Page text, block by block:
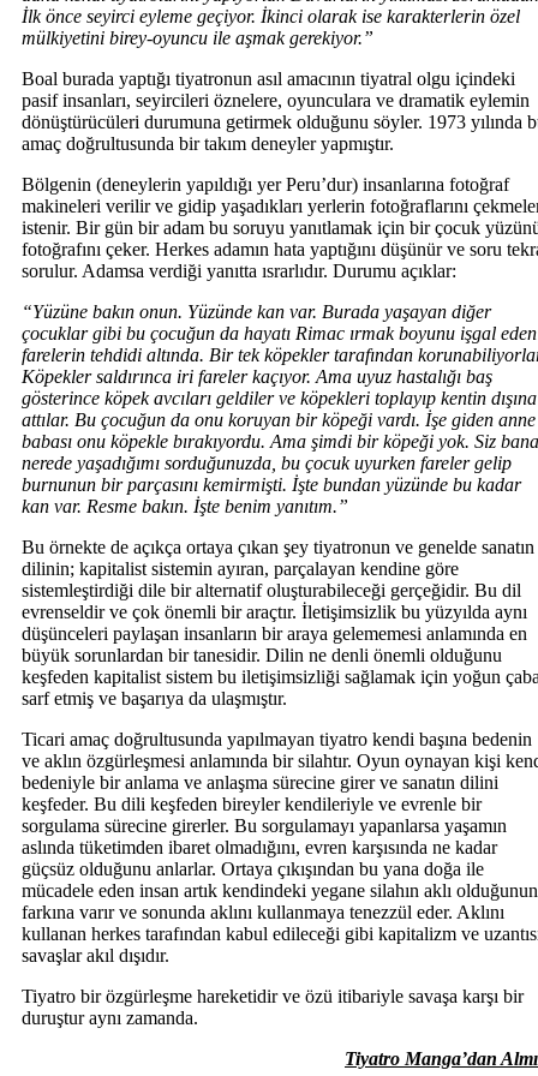
İlk önce seyirci eyleme geçiyor. İkinci olarak ise karakterlerin özel
mülkiyetini birey-oyuncu ile aşmak gerekiyor.”
Boal burada yaptığı tiyatronun asıl amacının tiyatral olgu içindeki
pasif insanları, seyircileri öznelere, oyunculara ve dramatik eylemin
dönüştürücüleri durumuna getirmek olduğunu söyler. 1973 yılında
amaç doğrultusunda bir takım deneyler yapmıştır.
Bölgenin (deneylerin yapıldığı yer Peru’dur) insanlarına fotoğraf
makineleri verilir ve gidip yaşadıkları yerlerin fotoğraflarını
istenir. Bir gün bir adam bu soruyu yanıtlamak için bir çocuk
fotoğrafını çeker. Herkes adamın hata yaptığını düşünür ve soru
sorulur. Adamsa verdiği yanıtta ısrarlıdır. Durumu açıklar:
“Yüzüne bakın onun. Yüzünde kan var. Burada yaşayan diğer
çocuklar gibi bu çocuğun da hayatı Rimac ırmak boyunu işgal eden
farelerin tehdidi altında. Bir tek köpekler tarafından
Köpekler saldırınca iri fareler kaçıyor. Ama uyuz hastalığı baş
gösterince köpek avcıları geldiler ve köpekleri toplayıp kentin dışına
attılar. Bu çocuğun da onu koruyan bir köpeği vardı. İşe giden anne
babası onu köpekle bırakıyordu. Ama şimdi bir köpeği yok. Siz bana
nerede yaşadığımı sorduğunuzda, bu çocuk uyurken fareler gelip
burnunun bir parçasını kemirmişti. İşte bundan yüzünde bu kadar
kan var. Resme bakın. İşte benim yanıtım.”
Bu örnekte de açıkça ortaya çıkan şey tiyatronun ve genelde sanatın
dilinin; kapitalist sistemin ayıran, parçalayan kendine göre
sistemleştirdiği dile bir alternatif oluşturabileceği gerçeğidir. Bu dil
evrenseldir ve çok önemli bir araçtır. İletişimsizlik bu yüzyılda aynı
düşünceleri paylaşan insanların bir araya gelememesi anlamında en
büyük sorunlardan bir tanesidir. Dilin ne denli önemli olduğunu
keşfeden kapitalist sistem bu iletişimsizliği sağlamak için yoğun çaba
sarf etmiş ve başarıya da ulaşmıştır.
Ticari amaç doğrultusunda yapılmayan tiyatro kendi başına bedenin
ve aklın özgürleşmesi anlamında bir silahtır. Oyun oynayan kişi
bedeniyle bir anlama ve anlaşma sürecine girer ve sanatın dilini
keşfeder. Bu dili keşfeden bireyler kendileriyle ve evrenle bir
sorgulama sürecine girerler. Bu sorgulamayı yapanlarsa yaşamın
aslında tüketimden ibaret olmadığını, evren karşısında ne kadar
güçsüz olduğunu anlarlar. Ortaya çıkışından bu yana doğa ile
mücadele eden insan artık kendindeki yegane silahın aklı olduğunun
farkına varır ve sonunda aklını kullanmaya tenezzül eder. Aklını
kullanan herkes tarafından kabul edileceği gibi kapitalizm ve
savaşlar akıl dışıdır.
Tiyatro bir özgürleşme hareketidir ve özü itibariyle savaşa karşı bir
duruştur aynı zamanda.
Tiyatro Manga’dan